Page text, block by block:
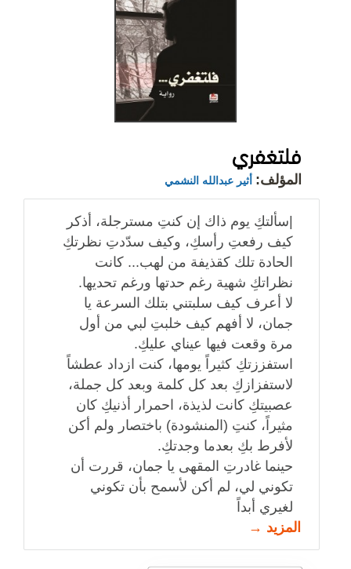
فلتغفري
المؤلف: أثير عبدالله النشمي
|سألتكِ يوم ذاك إن كنتِ مسترجلة، أذكر
كيف رفعتِ رأسكِ، وكيف سدّدتِ نظرتكِ
الحادة تلك كقذيفة من لهب... كانت
نظراتكِ شهية رغم حدتها ورغم تحديها.
لا أعرف كيف سلبتني بتلك السرعة يا
جمان، لا أفهم كيف خلبتِ لبي من أول
مرة وقعت فيها عيناي عليكِ.
استفززتكِ كثيراً يومها، كنت ازداد عطشاً
لاستفزازكِ بعد كل كلمة وبعد كل جملة،
عصبيتكِ كانت لذيذة، احمرار أذنيكِ كان
مثيراً، كنتِ (المنشودة) باختصار ولم أكن
لأفرط بكِ بعدما وجدتكِ.
حينما غادرتِ المقهى يا جمان، قررت أن
تكوني لي، لم أكن لأسمح بأن تكوني
لغيري أبداً
المزيد →